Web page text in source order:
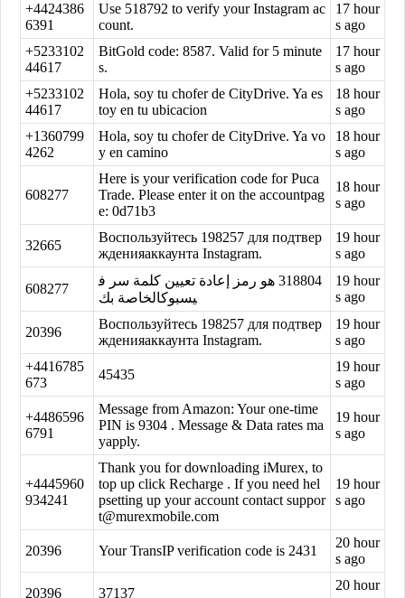
+4424386
6391
Use 518792 to verify your Instagram ac
count.
17 hour
s ago
+5233102
44617
BitGold code: 8587. Valid for 5 minute
s.
17 hour
s ago
+5233102
44617
Hola, soy tu chofer de CityDrive. Ya es
toy en tu ubicacion
18 hour
s ago
+1360799
4262
Hola, soy tu chofer de CityDrive. Ya vo
y en camino
18 hour
s ago
608277
Here is your verification code for Puca
Trade. Please enter it on the accountpag
e: 0d71b3
18 hour
s ago
32665
Воспользуйтесь 198257 для подтвер
жденияаккаунта Instagram.
19 hour
s ago
608277
‏318804‏ هو رمز إعادة تعيين كلمة سر ف
يسبوكالخاصة بك
19 hour
s ago
20396
Воспользуйтесь 198257 для подтвер
жденияаккаунта Instagram.
19 hour
s ago
+4416785
673
45435
19 hour
s ago
+4486596
6791
Message from Amazon: Your one-time
PIN is 9304 . Message & Data rates ma
yapply.
19 hour
s ago
+4445960
934241
Thank you for downloading iMurex, to
top up click Recharge . If you need hel
psetting up your account contact suppor
t@murexmobile.com
19 hour
s ago
20396 Your TransIP verification code is 2431
20 hour
s ago
20396 37137
20 hour